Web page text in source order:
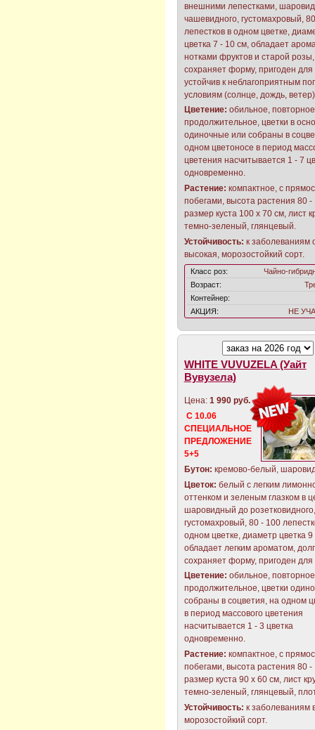
внешними лепестками,
чашевидного, густомахровый,
лепестков в одном цветке,
цветка 7 - 10 см, обладает
нотками фруктов и старой розы,
сохраняет форму, пригоден для
устойчив к неблагоприятным
условиям (солнце, дождь,
Цветение: обильное,
продолжительное, цветки в
одиночные или собраны в
одном цветоносе в период
цветения насчитывается 1 - 7
одновременно.
Растение: компактное, с
побегами, высота растения 80 -
размер куста 100 х 70 см, лист
темно-зеленый, глянцевый.
Устойчивость: к заболеваниям
высокая, морозостойкий сорт.
Класс роз:
Чайно-
Возраст:
Контейнер:
АКЦИЯ:
НЕ
WHITE VUVUZELA (Уайт
Вувузела)
Цена: 1 990 руб.
С 10.06
СПЕЦИАЛЬНОЕ
ПРЕДЛОЖЕНИЕ
5+5
Бутон: кремово-белый,
Цветок: белый с легким
оттенком и зеленым глазком в
шаровидный до розетковидного,
густомахровый, 80 - 100
одном цветке, диаметр цветка 9
обладает легким ароматом,
сохраняет форму, пригоден для
Цветение: обильное,
продолжительное, цветки
собраны в соцветия, на одном
в период массового цветения
насчитывается 1 - 3 цветка
одновременно.
Растение: компактное, с
побегами, высота растения 80 -
размер куста 90 х 60 см, лист
темно-зеленый, глянцевый,
Устойчивость: к заболеваниям
морозостойкий сорт.